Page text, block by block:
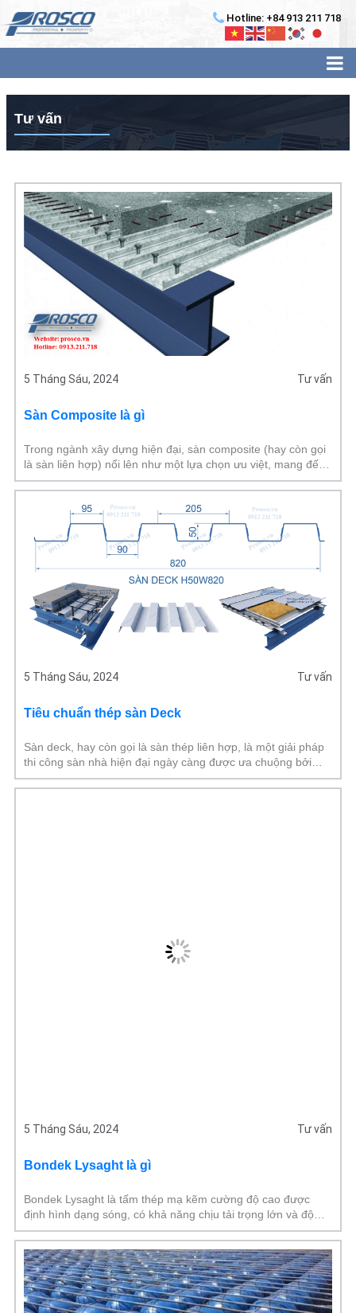
Hotline: +84 913 211 718
Tư vấn
5 Tháng Sáu, 2024 Tư vấn
Sàn Composite là gì
Trong ngành xây dựng hiện đại, sàn composite (hay còn gọi
là sàn liên hợp) nổi lên như một lựa chọn ưu việt, mang đến
giải pháp thi công hiệu
5 Tháng Sáu, 2024 Tư vấn
Tiêu chuẩn thép sàn Deck
Sàn deck, hay còn gọi là sàn thép liên hợp, là một giải pháp
thi công sàn nhà hiện đại ngày càng được ưa chuộng bởi
những ưu điểm vượt
5 Tháng Sáu, 2024 Tư vấn
Bondek Lysaght là gì
Bondek Lysaght là tấm thép mạ kẽm cường độ cao được
định hình dạng sóng, có khả năng chịu tải trọng lớn và độ
bền cao. Sàn Bondek Lysaght là